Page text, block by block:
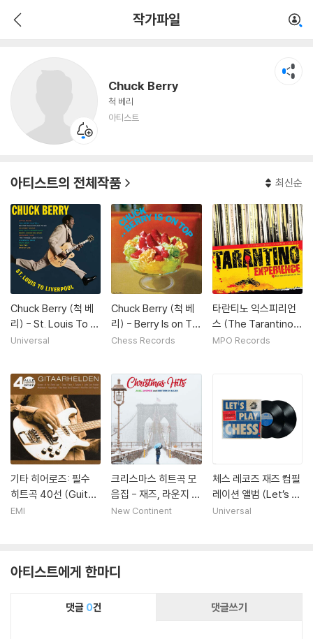
작가파일
Chuck Berry
척 베리
아티스트
아티스트의 전체작품 최신순
Chuck Berry (척 베
리) - St. Louis To Li
verpool [LP]
Universal
Chuck Berry (척 베
리) - Berry Is on To
p [LP]
Chess Records
타란티노 익스피리언
스 (The Tarantino E
xperience)
MPO Records
기타 히어로즈: 필수
히트곡 40선 (Guitar
Heroes: 40 Hits Inc
EMI
크리스마스 히트곡 모
음집 - 재즈, 라운지 뮤
직, 리듬 앤 블루스 (C
러 LP]
New Continent
체스 레코즈 재즈 컴필
레이션 앨범 (Let’s Pl
ay Chess: A Chess
Universal
아티스트에게 한마디
댓글 0건 댓글쓰기